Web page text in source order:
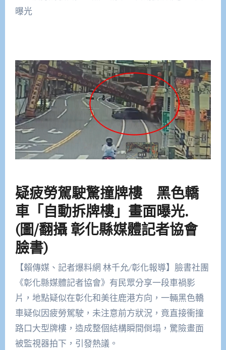
疑疲勞駕駛驚撞牌樓 黑色轎
車「自動拆牌樓」畫面曝光.
(圖/翻攝 彰化縣媒體記者協會
臉書)
【賴傳媒、記者爆料網 林千允/彰化報導】臉書社團
《彰化縣媒體記者協會》有民眾分享一段車禍影
片，地點疑似在彰化和美往鹿港方向，一輛黑色轎
車疑似因疲勞駕駛，未注意前方狀況，竟直接衝撞
路口大型牌樓，造成整個結構瞬間倒塌，驚險畫面
被監視器拍下，引發熱議。